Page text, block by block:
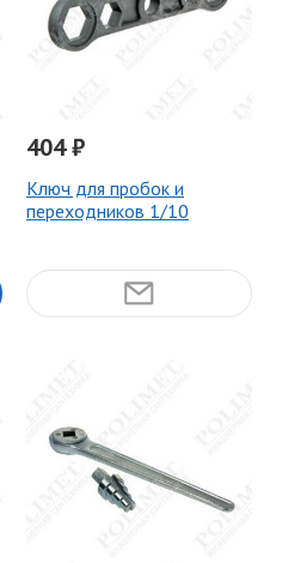
404 ₽
Ключ для пробок и
переходников 1/10